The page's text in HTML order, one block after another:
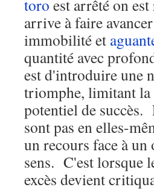
toro est arrêté on
arrive à faire
immobilité et
quantité avec
est d'introduire une
triomphe, limitant la
potentiel de succès.
sont pas en elles-
un recours face à
sens. C'est lorsque
excès devient